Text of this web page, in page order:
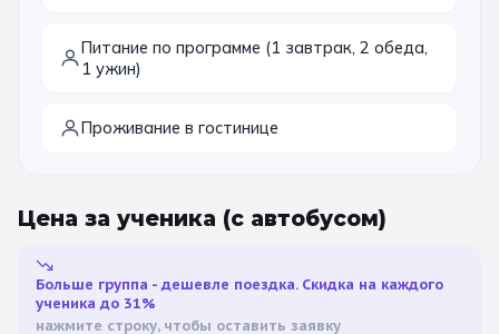
Питание по программе (1 завтрак, 2 обеда,
1 ужин)
Проживание в гостинице
Цена за ученика (с автобусом)
Больше группа - дешевле поездка. Скидка на каждого
ученика до 31%
нажмите строку, чтобы оставить заявку